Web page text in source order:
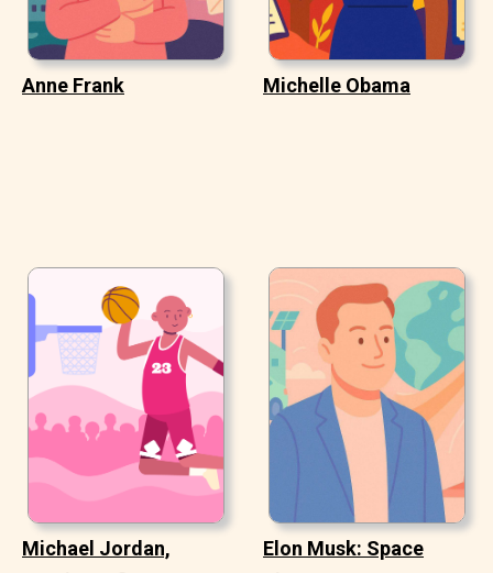
Anne Frank Michelle Obama
Michael Jordan,
Elon Musk: Space